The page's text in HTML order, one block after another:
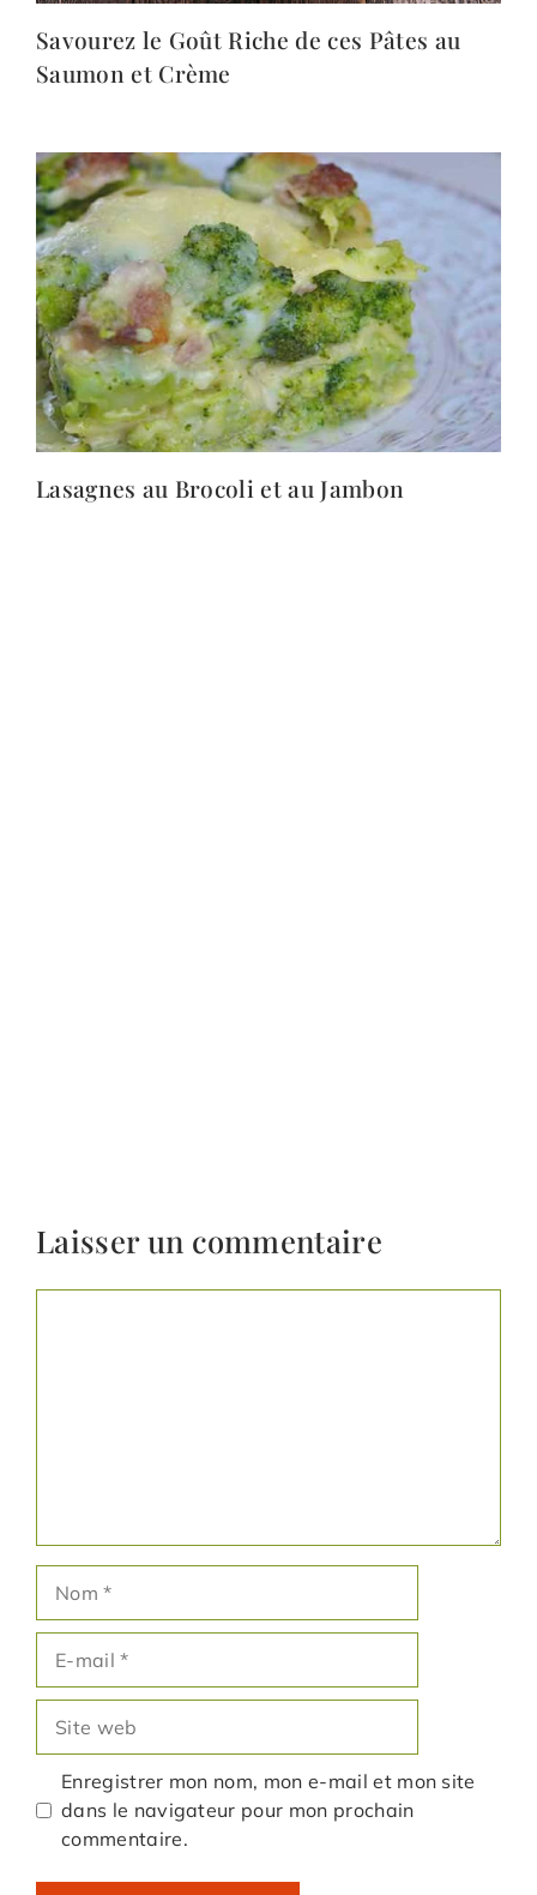
Savourez le Goût Riche de ces Pâtes au
Saumon et Crème
Lasagnes au Brocoli et au Jambon
Laisser un commentaire
mail
web
Enregistrer mon nom, mon e-mail et mon site
dans le navigateur pour mon prochain
commentaire.